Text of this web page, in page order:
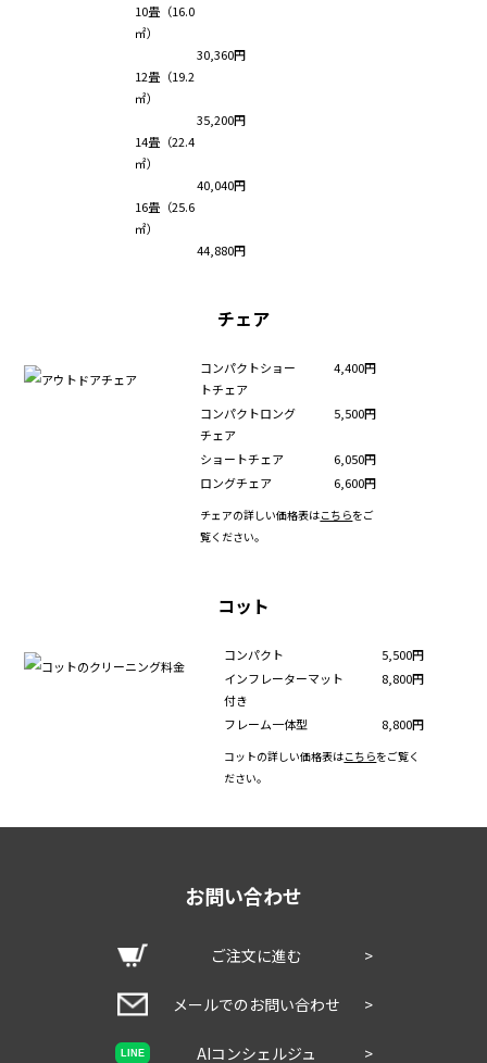
10畳（16.0
㎡）
30,360円
12畳（19.2
㎡）
35,200円
14畳（22.4
㎡）
40,040円
16畳（25.6
㎡）
44,880円
チェア
コンパクトショー
トチェア
4,400円
コンパクトロング
チェア
5,500円
ショートチェア
6,050円
ロングチェア
6,600円
チェアの詳しい価格表はこちらをご
覧ください。
コット
コンパクト
5,500円
インフレーターマット
付き
8,800円
フレーム一体型 8,800円
コットの詳しい価格表はこちらをご覧く
ださい。
お問い合わせ
ご注文に進む >
メールでのお問い合わせ >
LINE AIコンシェルジュ >